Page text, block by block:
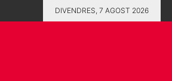
DIVENDRES, 7 AGOST 2026